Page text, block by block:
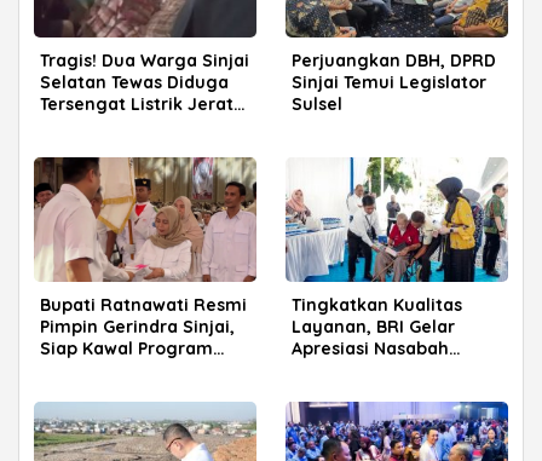
Tragis! Dua Warga Sinjai
Selatan Tewas Diduga
Tersengat Listrik Jerat
Perjuangkan DBH, DPRD
Sinjai Temui Legislator
Sulsel
Bupati Ratnawati Resmi
Pimpin Gerindra Sinjai,
Siap Kawal Program
Tingkatkan Kualitas
Layanan, BRI Gelar
Apresiasi Nasabah